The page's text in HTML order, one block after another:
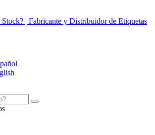
Stock? | Fabricante y Distribuidor de Etiquetas